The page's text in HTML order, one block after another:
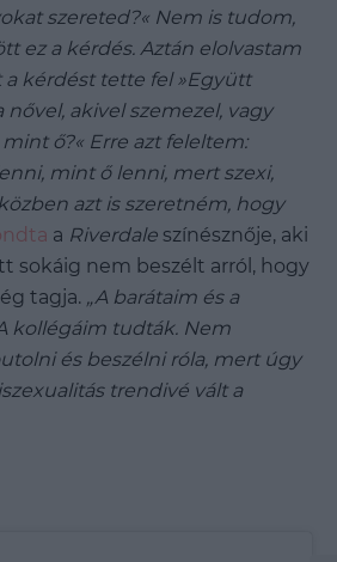
szereted?« Nem is tudom,
ez a kérdés. Aztán elolvastam
a kérdést tette fel »Együtt
nővel, akivel szemezel, vagy
ő?« Erre azt feleltem:
mint ő lenni, mert szexi,
azt is szeretném, hogy
a Riverdale színésznője, aki
sokáig nem beszélt arról, hogy
tagja. „A barátaim és a
kollégáim tudták. Nem
és beszélni róla, mert úgy
trendivé vált a